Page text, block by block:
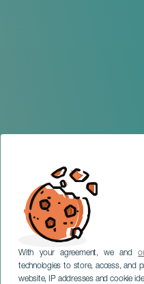
With your agreement, we and
technologies to store, access, and
website, IP addresses and cookie